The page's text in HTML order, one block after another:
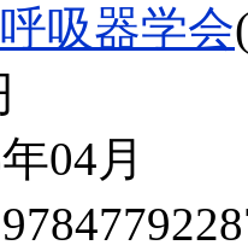
吸器学会
04月